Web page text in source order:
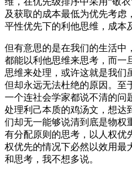
及获取的成本最低为优先考虑
平性优先下的利他思维，成本
但有意思的是在我们的生活中
都能以利他思维来思考，而一
思维来处理，或许这就是我们
但却永远无法杜绝的原因。至
一个连社会学家都说不清的问
处理利己本质的鸡汤文，想达
们却无一能够说清到底是物权
有分配原则的思考，以人权优
权优先的情况下必然以效用最
和思考，我不想多说。